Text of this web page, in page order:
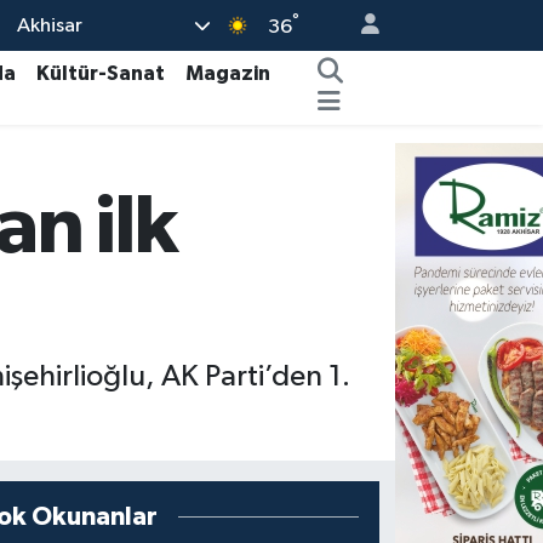
Akhisar 36°
Kültür-Sanat
Magazin
ilk
AK Parti’den 1.
Okunanlar